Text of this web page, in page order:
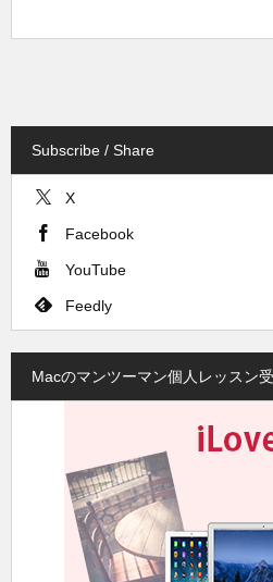
Subscribe / Share
X
Facebook
YouTube
Feedly
Macのマンツーマン個人レッスン